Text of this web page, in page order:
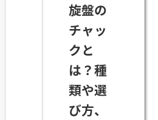
旋盤の
チャッ
クと
は？種
類や選
び方、